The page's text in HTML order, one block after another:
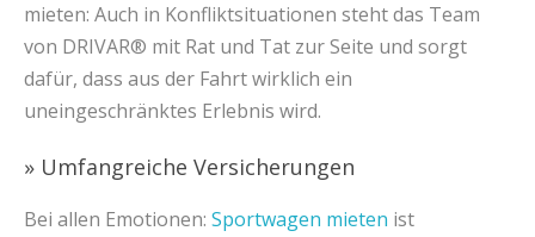
mieten: Auch in Konfliktsituationen steht das Team
von DRIVAR® mit Rat und Tat zur Seite und sorgt
dafür, dass aus der Fahrt wirklich ein
uneingeschränktes Erlebnis wird.
» Umfangreiche Versicherungen
Bei allen Emotionen: Sportwagen mieten ist